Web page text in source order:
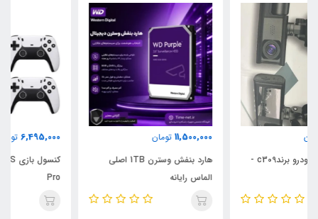
هارد بنفش وسترن 1TB اصلی
کنسول بازی Game Stick GSS